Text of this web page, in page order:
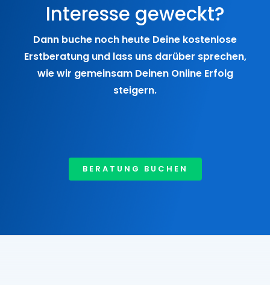
Interesse geweckt?
Dann buche noch heute Deine kostenlose
Erstberatung und lass uns darüber sprechen,
wie wir gemeinsam Deinen Online Erfolg
steigern.
BERATUNG BUCHEN